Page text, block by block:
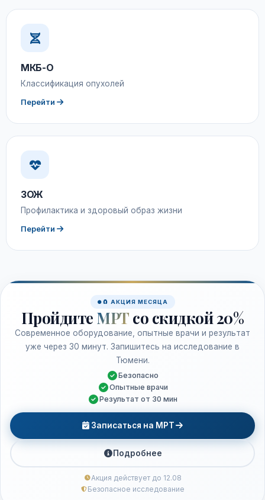
МКБ-О
Классификация опухолей
Перейти
ЗОЖ
Профилактика и здоровый образ жизни
Перейти
🧲 АКЦИЯ МЕСЯЦА
Пройдите МРТ со скидкой 20%
Современное оборудование, опытные врачи и результат
уже через 30 минут. Запишитесь на исследование в
Тюмени.
Безопасно
Опытные врачи
Результат от 30 мин
Записаться на МРТ
Подробнее
Акция действует до 12.08
Безопасное исследование